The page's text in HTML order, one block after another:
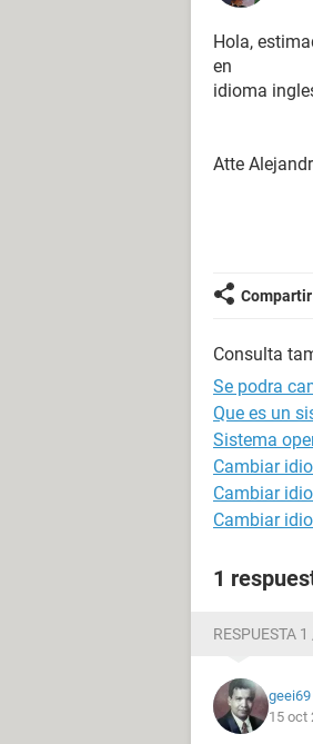
Hola,
en
idioma
Atte
Compartir
Consulta
Se podra
Que es un
Sistema
Cambiar
Cambiar
Cambiar
1
RESPUESTA 1
geei69
15 oct